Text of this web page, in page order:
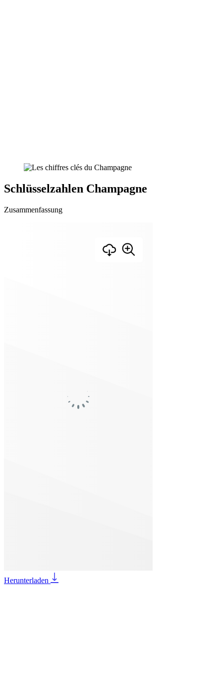
Schlüsselzahlen Champagne
Zusammenfassung
Herunterladen